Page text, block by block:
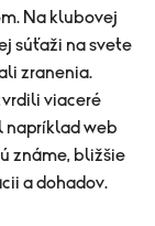
Na klubovej
súťaži na svete
zranenia.
viaceré
napríklad web
známe, bližšie
a dohadov.